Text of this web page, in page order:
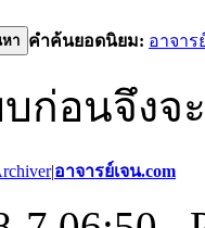
า คำค้นยอดนิยม: อาจาร
ก่อนจึงจ
|อาจารย์เจน.com